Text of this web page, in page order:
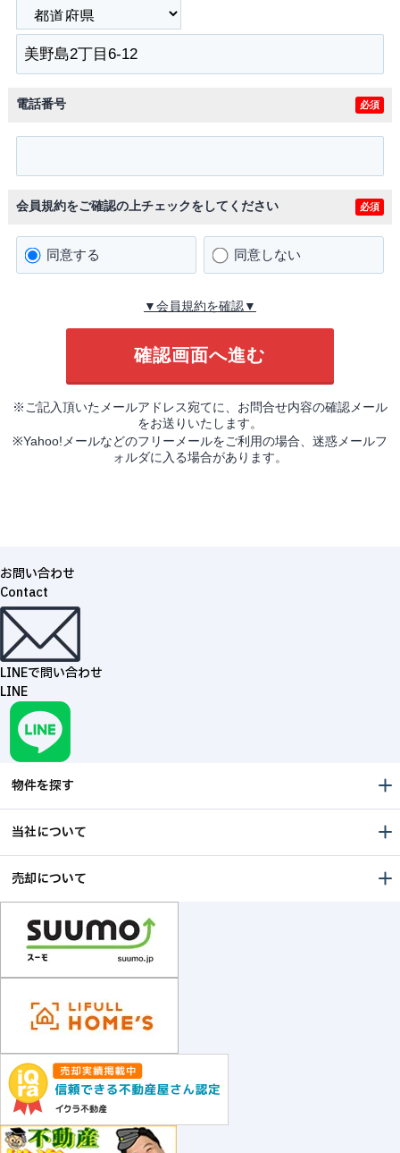
電話番号 必須
会員規約をご確認の上チェックをしてください 必須
同意する 同意しない
▼会員規約を確認▼
※ご記入頂いたメールアドレス宛てに、お問合せ内容の確認メール
をお送りいたします。
※Yahoo!メールなどのフリーメールをご利用の場合、迷惑メールフ
ォルダに入る場合があります。
お問い合わせ
Contact
LINEで問い合わせ
LINE
物件を探す
当社について
売却について